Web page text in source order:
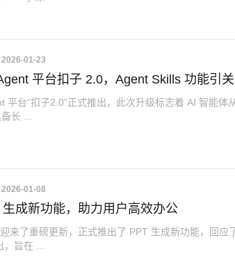
2026-01-23
平台扣子 2.0，Agent Skills 功能引
平台“扣子2.0”正式推出，此次升级标志着 AI 智能体
长 ...
2026-01-08
生成新功能，助力用户高效办公
来了重磅更新，正式推出了 PPT 生成新功能，回应
旨在 ...